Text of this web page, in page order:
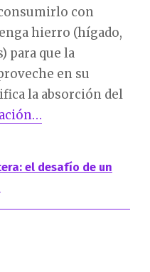
con
hierro (hígado,
para que la
en su
la absorción del
el desafío de un